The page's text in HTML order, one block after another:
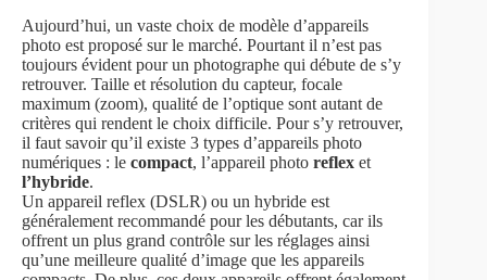
Aujourd’hui, un vaste choix de modèle d’appareils
photo est proposé sur le marché. Pourtant il n’est pas
toujours évident pour un photographe qui débute de s’y
retrouver. Taille et résolution du capteur, focale
maximum (zoom), qualité de l’optique sont autant de
critères qui rendent le choix difficile. Pour s’y retrouver,
il faut savoir qu’il existe 3 types d’appareils photo
numériques : le compact, l’appareil photo reflex et
l’hybride.
Un appareil reflex (DSLR) ou un hybride est
généralement recommandé pour les débutants, car ils
offrent un plus grand contrôle sur les réglages ainsi
qu’une meilleure qualité d’image que les appareils